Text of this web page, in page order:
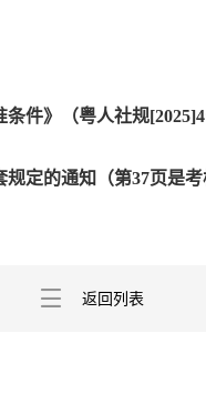
件》（粤人社规[2025]4
定的通知（第37页是考
返回列表